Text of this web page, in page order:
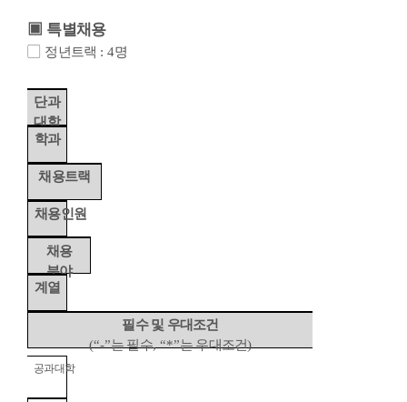
▣ 특별채용
정년트랙 : 4명
단과
대학
학과
채용트랙
채용인원
채용
분야
계열
필수 및 우대조건
(“-”는 필수, “*”는 우대조건)
공과대학